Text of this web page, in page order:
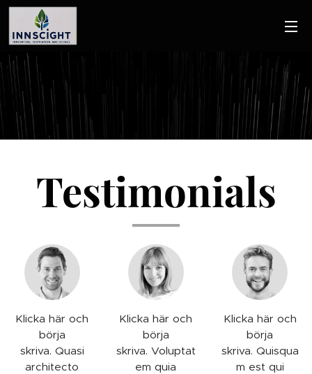
Testimonials
Klicka här och
börja
skriva. Quasi
architecto
Klicka här och
börja
skriva. Voluptat
em quia
Klicka här och
börja
skriva. Quisqua
m est qui